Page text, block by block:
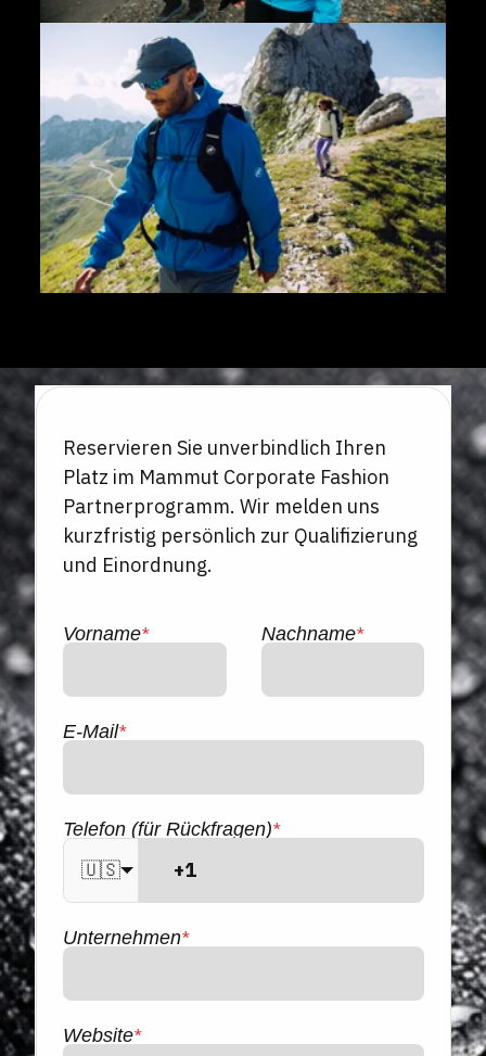
Reservieren Sie unverbindlich Ihren
Platz im Mammut Corporate Fashion
Partnerprogramm. Wir melden uns
kurzfristig persönlich zur Qualifizierung
und Einordnung.
Vorname* Nachname*
E-Mail*
Telefon (für Rückfragen)*
🇺🇸
Unternehmen*
Website*